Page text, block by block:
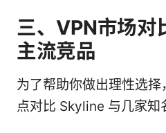
三、VPN市场
主流竞品
为了帮助你做出理性选
点对比 Skyline 与几家知